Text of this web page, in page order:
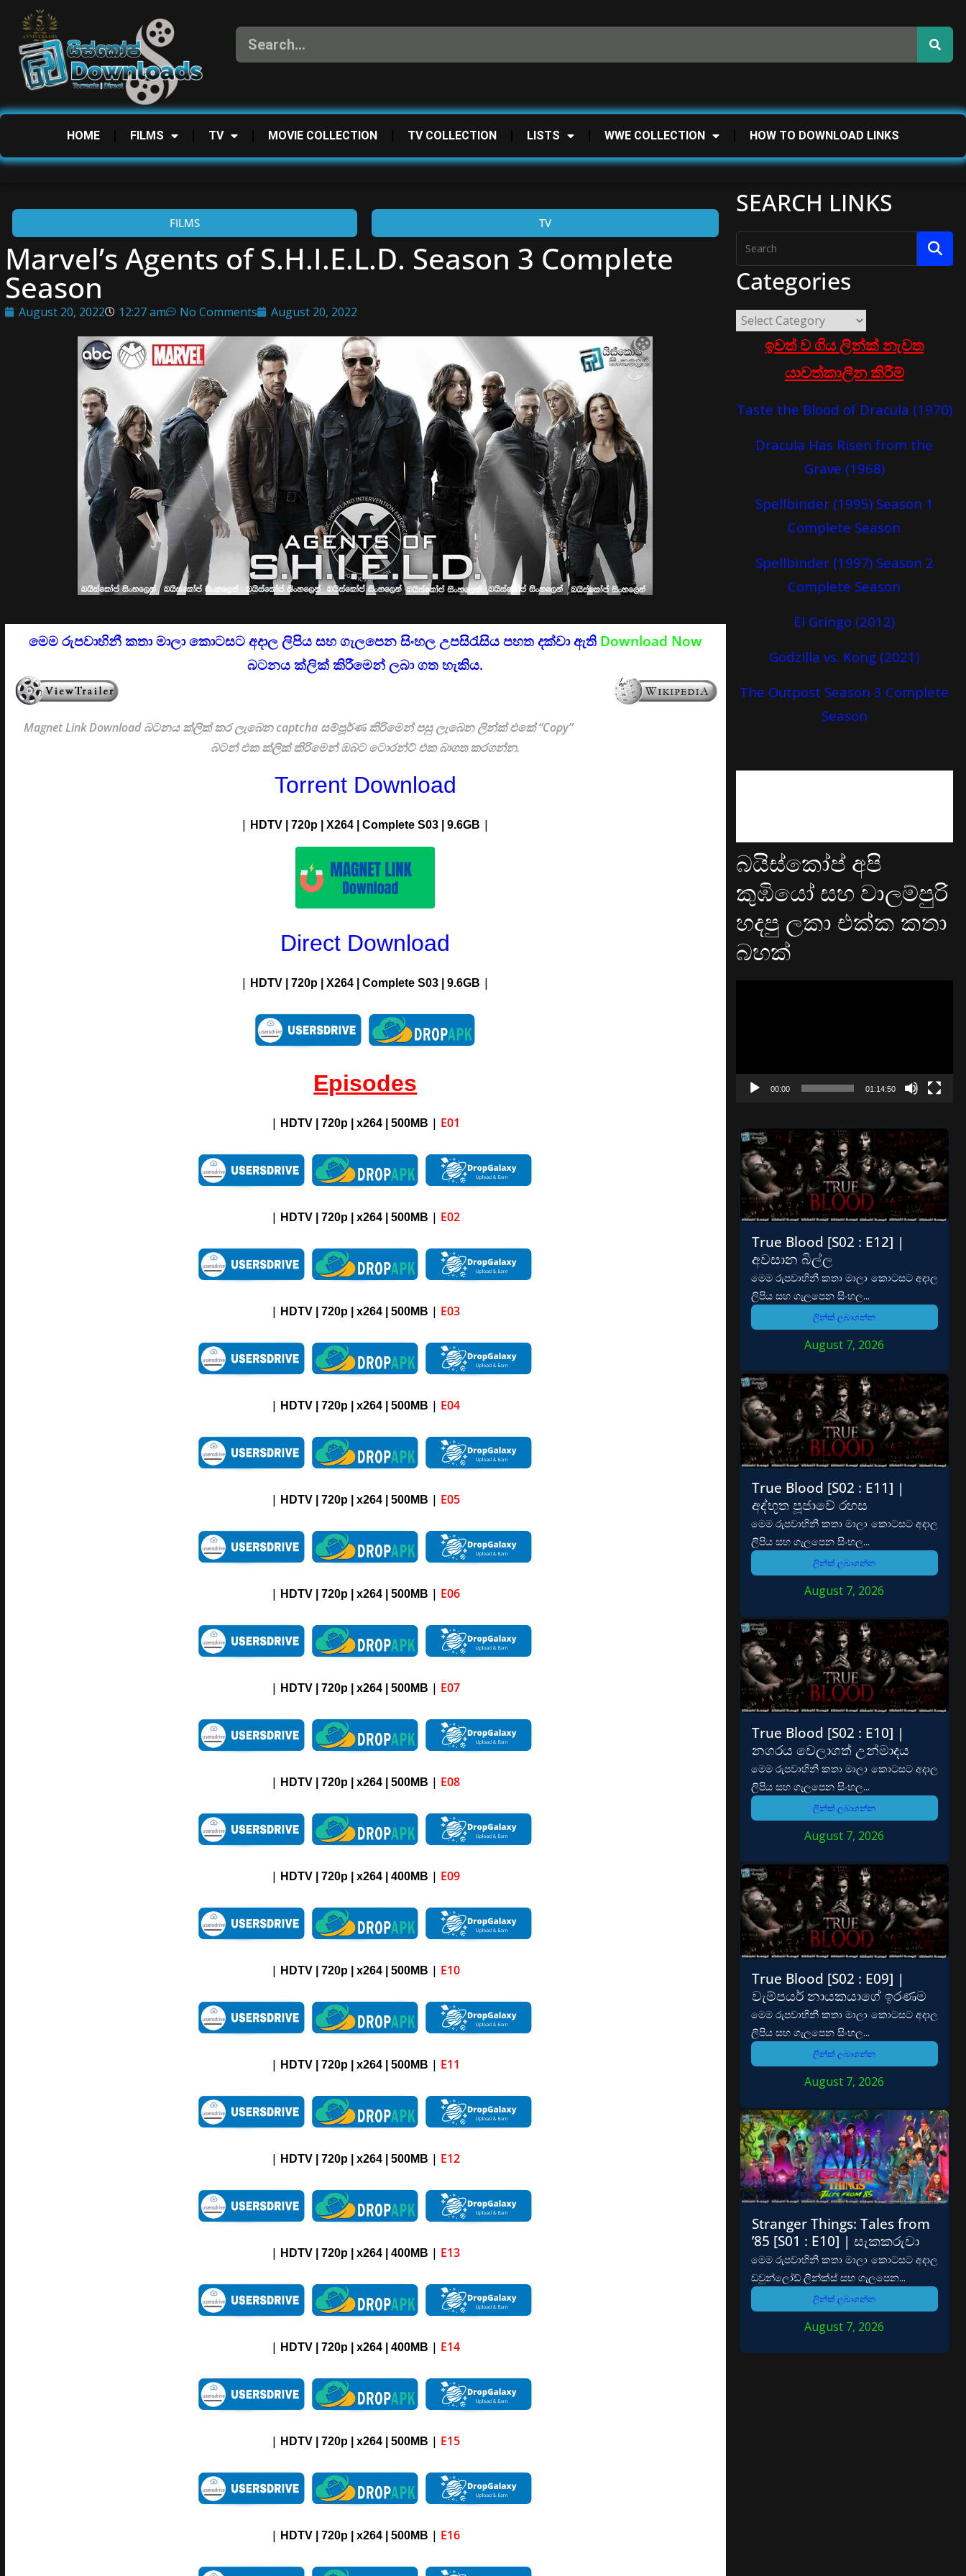
HOME FILMS TV MOVIE COLLECTION TV COLLECTION LISTS WWE COLLECTION HOW TO DOWNLOAD LINKS
FILMS TV
Marvel’s Agents of S.H.I.E.L.D. Season 3 Complete
Season
August 20, 2022 12:27 am No Comments August 20, 2022
මෙම රුපවාහිනී කතා මාලා කොටසට අදාල ලිපිය සහ ගැලපෙන සිංහල උපසිරැසිය පහත දක්වා ඇති Download Now
බටනය ක්ලික් කිරීමෙන් ලබා ගත හැකිය.
Magnet Link Download බටනය ක්ලික් කර ලැබෙන captcha සම්පූර්ණ කිරිමෙන් පසු ලැබෙන ලින්ක් එකේ “Copy”
බටන් එක ක්ලික් කිරිමෙන් ඔබට ටොරන්ට් එක බාගත කරගන්න.
Torrent Download
| HDTV | 720p | X264 |Complete S03 | 9.6GB |
Direct Download
| HDTV | 720p | X264 |Complete S03 | 9.6GB |
Episodes
| HDTV | 720p| x264 | 500M B | E01
| HDTV | 720p| x264 | 500M B | E02
| HDTV | 720p| x264 | 500M B | E03
| HDTV | 720p| x264 | 500M B | E04
| HDTV | 720p| x264 | 500M B | E05
| HDTV | 720p| x264 | 500M B | E06
| HDTV | 720p| x264 | 500M B | E07
| HDTV | 720p| x264 | 500M B | E08
| HDTV | 720p| x264 | 400M B | E09
| HDTV | 720p| x264 | 500M B | E10
| HDTV | 720p| x264 | 500M B | E11
| HDTV | 720p| x264 | 500M B | E12
| HDTV | 720p| x264 | 400M B | E13
| HDTV | 720p| x264 | 400M B | E14
| HDTV | 720p| x264 | 500M B | E15
| HDTV | 720p| x264 | 500M B | E16
SEARCH LINKS
Categories
ඉවත් ව ගිය ලින්ක් නැවත
යාවත්කාලීන කිරීම්
Taste the Blood of Dracula (1970)
Dracula Has Risen from the
Grave (1968)
Spellbinder (1995) Season 1
Complete Season
Spellbinder (1997) Season 2
Complete Season
El Gringo (2012)
Godzilla vs. Kong (2021)
The Outpost Season 3 Complete
Season
බයිස්කෝප් අපි
කුඹියෝ සහ වාලම්පුරි
හදපු ලකා එක්ක කතා
බහක්
00:00 01:14:50
True Blood [S02 : E12] |
අවසාන බිල්ල
මෙම රුපවාහිනී කතා මාලා කොටසට අදාල
ලිපිය සහ ගැලපෙන සිංහල...
ලින්ක් ලබාගන්න
August 7, 2026
True Blood [S02 : E11] |
අද්භූත පූජාවේ රහස
මෙම රුපවාහිනී කතා මාලා කොටසට අදාල
ලිපිය සහ ගැලපෙන සිංහල...
ලින්ක් ලබාගන්න
August 7, 2026
True Blood [S02 : E10] |
නගරය වෙලාගත් උන්මාදය
මෙම රුපවාහිනී කතා මාලා කොටසට අදාල
ලිපිය සහ ගැලපෙන සිංහල...
ලින්ක් ලබාගන්න
August 7, 2026
True Blood [S02 : E09] |
වැම්පයර් නායකයාගේ ඉරණම
මෙම රුපවාහිනී කතා මාලා කොටසට අදාල
ලිපිය සහ ගැලපෙන සිංහල...
ලින්ක් ලබාගන්න
August 7, 2026
Stranger Things: Tales from
’85 [S01 : E10] | සැකකරුවා
මෙම රුපවාහිනී කතා මාලා කොටසට අදාල
ඩවුන්ලෝඩ් ලින්ක්ස් සහ ගැලපෙන...
ලින්ක් ලබාගන්න
August 7, 2026